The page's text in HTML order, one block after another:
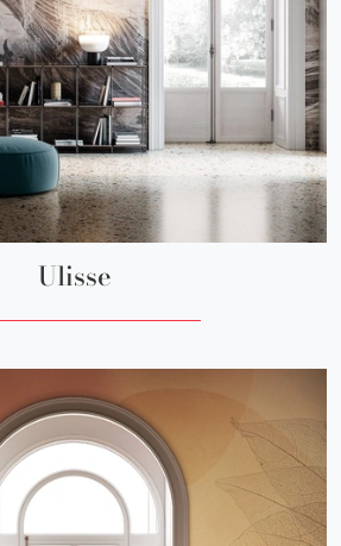
Ulisse